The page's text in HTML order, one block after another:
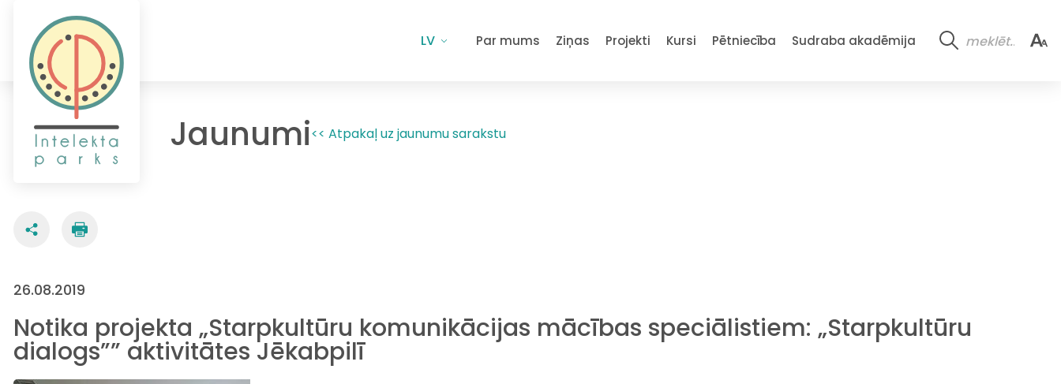
LV Par mums Ziņas Projekti Kursi Pētniecība Sudraba akadēmija
Jaunumi<< Atpakaļ uz jaunumu sarakstu
26.08.2019
Notika projekta „Starpkultūru komunikācijas mācības speciālistiem: „Starpkultūru
dialogs”” aktivitātes Jēkabpilī